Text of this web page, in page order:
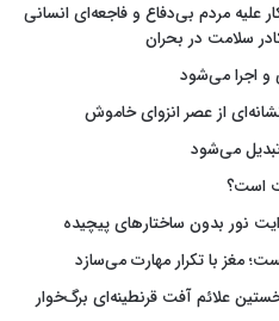
علیه مردم بی‌دفاع و فاجعه‌ای انسانی
سلامت در بحران
و اجرا می‌شود
از عصر انزوای خاموش
می‌شود
است؟
نور بدون ساختارهای پیچیده
مغز با تکرار مهارت می‌سازد
علائم آفت قرنطینه‌ای برگ‌خوار